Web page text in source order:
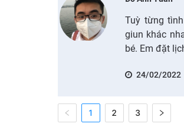
Tuỳ từng
giun khác
bé. Em đặt
24/02/2022
1 2 3